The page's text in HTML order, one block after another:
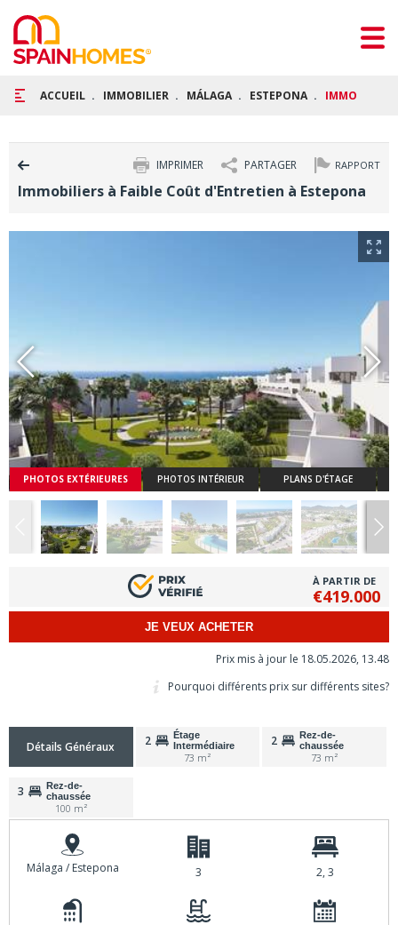
ACCUEIL IMMOBILIER MÁLAGA ESTEPONA
RAPPORT
PARTAGER
IMPRIMER
Immobiliers à Faible Coût d'Entretien à Estepona
PHOTOS EXTÉRIEURES PHOTOS INTÉRIEUR PLANS D'ÉTAGE
À PARTIR DE
€419.000
JE VEUX ACHETER
Prix mis à jour le 18.05.2026, 13.48
Pourquoi différents prix sur différents sites?
Détails Généraux 2
Étage
Intermédiaire
73 m²
2
Rez-de-
chaussée
73 m²
3
Rez-de-
chaussée
100 m²
Málaga / Estepona 3 2, 3